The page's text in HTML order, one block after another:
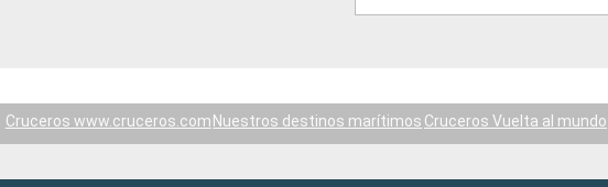
Cruceros www.cruceros.com Nuestros destinos marítimos Cruceros Vuelta al mundo